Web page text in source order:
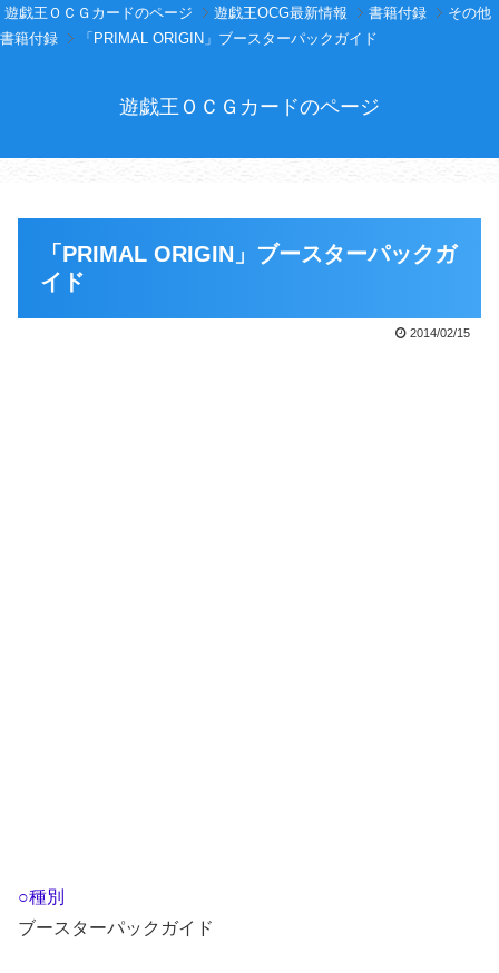
遊戯王ＯＣＧカードのページ 遊戯王OCG最新情報 書籍付録
その他
書籍付録
「PRIMAL ORIGIN」ブースターパックガイド
遊戯王ＯＣＧカードのページ
「PRIMAL ORIGIN」ブースターパックガ
イド
2014/02/15
○種別
ブースターパックガイド